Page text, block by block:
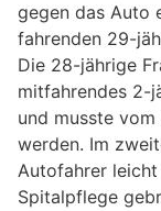
gegen das Auto
fahrenden 29-
Die 28-jährige
mitfahrendes 2-
und musste
werden. Im
Autofahrer
Spitalpflege